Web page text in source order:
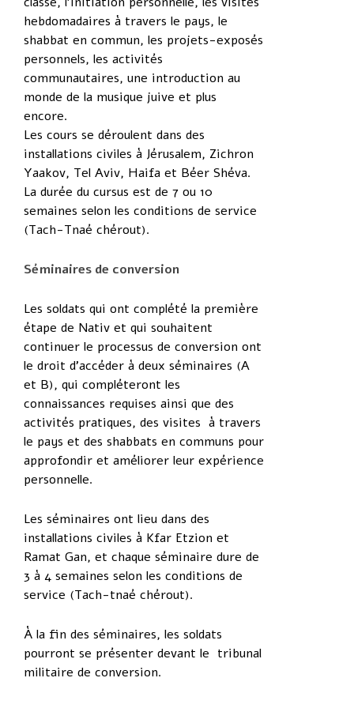
hebdomadaires à travers le pays, le
shabbat en commun, les projets-exposés
personnels, les activités
communautaires, une introduction au
monde de la musique juive et plus
encore.
Les cours se déroulent dans des
installations civiles à Jérusalem, Zichron
Yaakov, Tel Aviv, Haifa et Béer Shéva.
La durée du cursus est de 7 ou 10
semaines selon les conditions de service
(Tach-Tnaé chérout).
Séminaires de conversion
Les soldats qui ont complété la première
étape de Nativ et qui souhaitent
continuer le processus de conversion ont
le droit d’accéder à deux séminaires (A
et B), qui compléteront les
connaissances requises ainsi que des
activités pratiques, des visites à travers
le pays et des shabbats en communs pour
approfondir et améliorer leur expérience
personnelle.
Les séminaires ont lieu dans des
installations civiles à Kfar Etzion et
Ramat Gan, et chaque séminaire dure de
3 à 4 semaines selon les conditions de
service (Tach-tnaé chérout).
À la fin des séminaires, les soldats
pourront se présenter devant le tribunal
militaire de conversion.